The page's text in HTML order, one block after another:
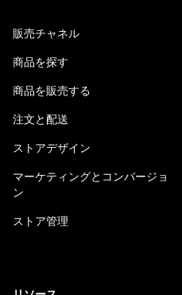
販売チャネル
商品を探す
商品を販売する
注文と配送
ストアデザイン
マーケティングとコンバージョ
ン
ストア管理